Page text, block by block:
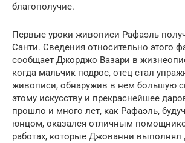
благополучие.
Первые уроки живописи Рафаэль
Санти. Сведения относительно этого
сообщает Джорджо Вазари в
когда мальчик подрос, отец стал
живописи, обнаружив в нем большую
этому искусству и прекраснейшее
прошло и много лет, как Рафаэль,
юнцом, оказался отличным
работах, которые Джованни выполнял